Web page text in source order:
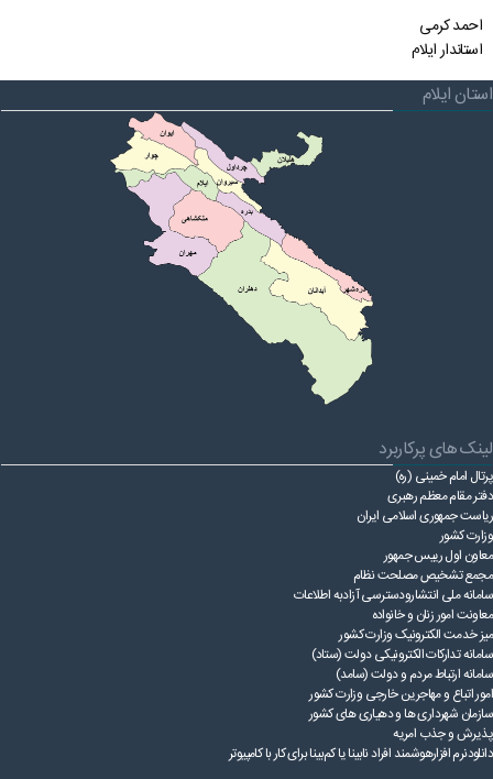
احمد کرمی
استاندار ایلام
استان ایلام
لینک های پرکاربرد
پرتال امام خمینی (ره)
دفتر مقام معظم رهبری
ریاست ‌جمهوری اسلامی ایران
وزارت کشور
معاون اول رییس جمهور
مجمع تشخیص مصلحت نظام
سامانه ملی انتشارودسترسی آزادبه اطلاعات
معاونت امور زنان و خانواده
میز خدمت الکترونیک وزارت کشور
سامانه تدارکات الکترونیکی دولت (ستاد)
سامانه ارتباط مردم و دولت (سامد)
امور اتباع و مهاجرین خارجی وزارت کشور
سازمان شهرداری ها و دهیاری های کشور
پذیرش و جذب امریه
دانلودنرم افزارهوشمند افراد نابینا یا کم‌بینا برای کار با کامپیوتر